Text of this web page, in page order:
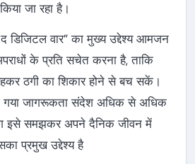
जा रहा है।
डिजिटल वार” का मुख्य उद्देश्य आमजन
के प्रति सचेत करना है, ताकि
ठगी का शिकार होने से बच सकें।
गया जागरूकता संदेश अधिक से अधिक
इसे समझकर अपने दैनिक जीवन में
प्रमुख उद्देश्य है